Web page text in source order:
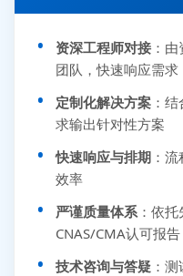
资深工程师对接 ：
团队，快速响应需求
定制化解决方案 ：
求输出针对性方案
快速响应与排期 ：
效率
严谨质量体系 ：依
CNAS/CMA认可报告
技术咨询与答疑 ：